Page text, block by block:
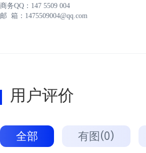
商务QQ：147 5509 004
邮 箱：1475509004@qq.com
用户评价
全部 有图(0)